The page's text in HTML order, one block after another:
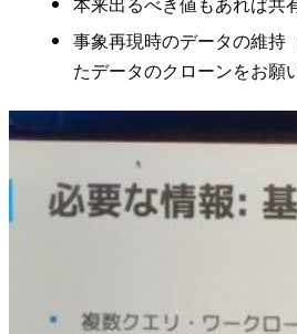
事象再現時のデータの維持
たデータのクローンをお願